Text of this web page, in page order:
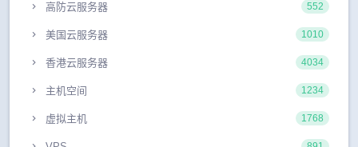
高防云服务器 552
美国云服务器 1010
香港云服务器 4034
主机空间 1234
虚拟主机 1768